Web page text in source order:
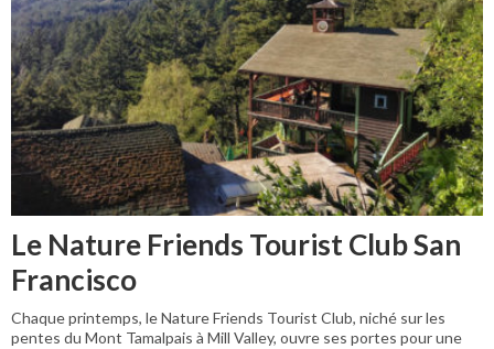
Le Nature Friends Tourist Club San
Francisco
Chaque printemps, le Nature Friends Tourist Club, niché sur les
pentes du Mont Tamalpais à Mill Valley, ouvre ses portes pour une